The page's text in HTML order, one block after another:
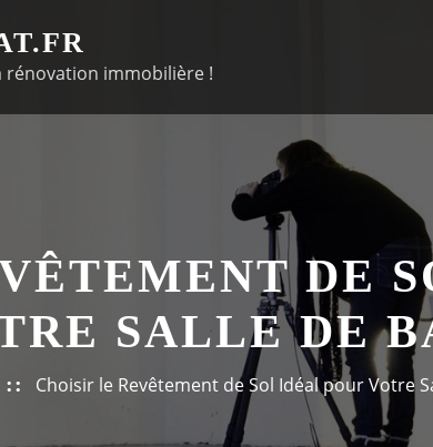
rénovation immobilière !
DE
SALLE DE
Choisir le Revêtement de Sol Idéal pour Votre